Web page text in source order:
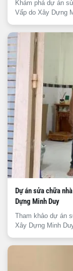
Khám phá dự án
Vấp do Xây Dựng
Dự án sửa chữa
Dựng Minh Duy
Tham khảo dự án
Xây Dựng Minh Duy